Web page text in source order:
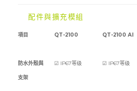
配件與擴充模組
項目 QT-2100 QT-2100 AI
防水外殼與
支架
☑ IP67等级 ☑ IP67等级